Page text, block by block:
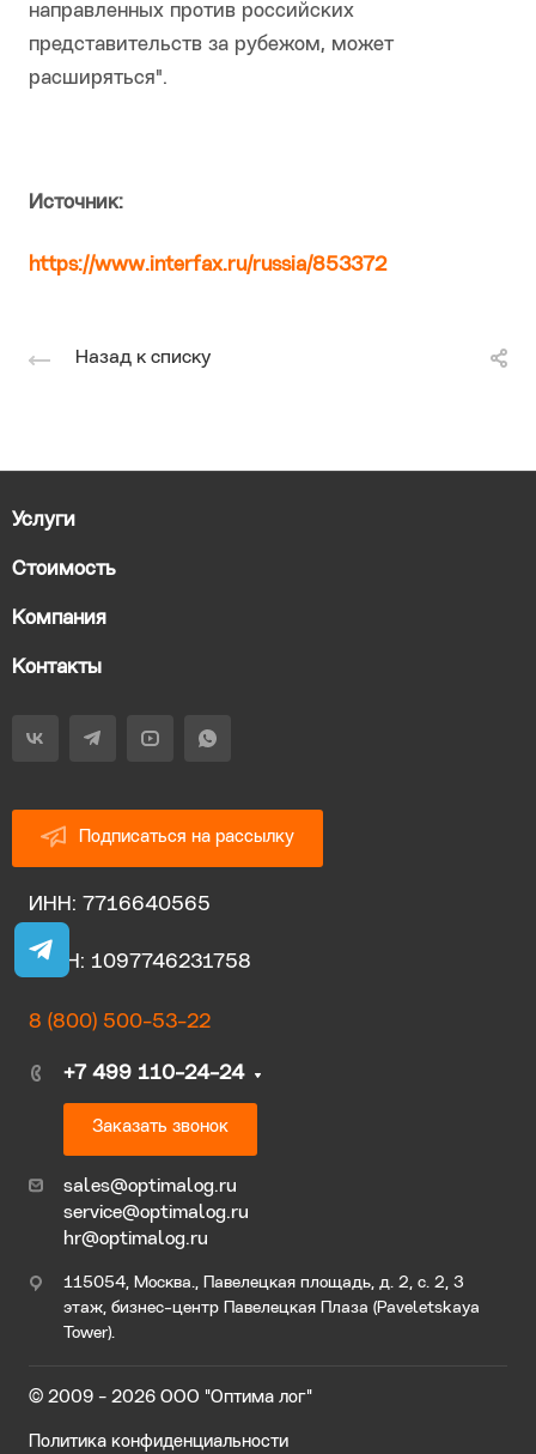
направленных против российских
представительств за рубежом, может
расширяться".
Источник:
https://www.interfax.ru/russia/853372
Назад к списку
Услуги
Стоимость
Компания
Контакты
Подписаться на рассылку
ИНН: 7716640565
ОГРН: 1097746231758
8 (800) 500-53-22
+7 499 110-24-24
Заказать звонок
sales@optimalog.ru
service@optimalog.ru
hr@optimalog.ru
115054, Москва., Павелецкая площадь, д. 2, с. 2, 3
этаж, бизнес-центр Павелецкая Плаза (Paveletskaya
Tower).
© 2009 - 2026 ООО "Оптима лог"
Политика конфиденциальности